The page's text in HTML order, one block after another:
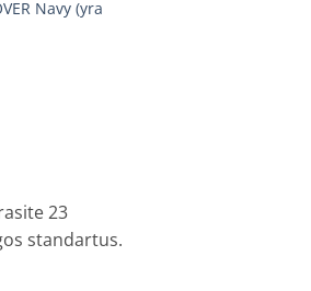
Navy (yra
23
standartus.